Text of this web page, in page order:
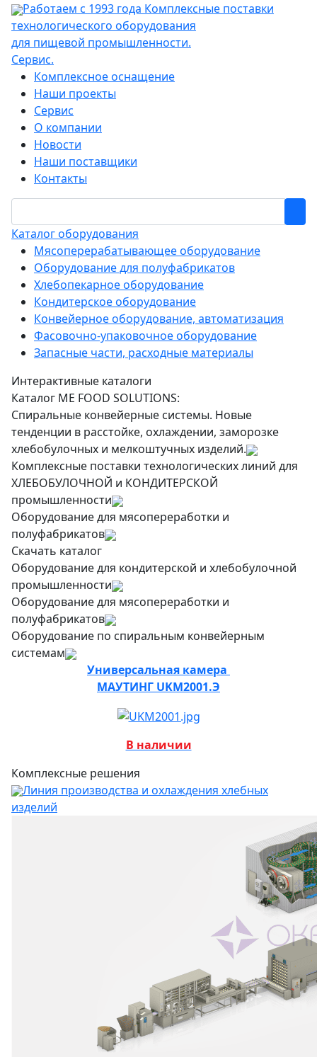
Работаем с 1993 года Комплексные поставки
технологического оборудования
для пищевой промышленности.
Сервис.
Комплексное оснащение
Наши проекты
Сервис
О компании
Новости
Наши поставщики
Контакты
Каталог оборудования
Мясоперерабатывающее оборудование
Оборудование для полуфабрикатов
Хлебопекарное оборудование
Кондитерское оборудование
Конвейерное оборудование, автоматизация
Фасовочно-упаковочное оборудование
Запасные части, расходные материалы
Интерактивные каталоги
Каталог ME FOOD SOLUTIONS:
Спиральные конвейерные системы. Новые
тенденции в расстойке, охлаждении, заморозке
хлебобулочных и мелкоштучных изделий.
Комплексные поставки технологических линий для
ХЛЕБОБУЛОЧНОЙ и КОНДИТЕРСКОЙ
промышленности
Оборудование для мясопереработки и
полуфабрикатов
Скачать каталог
Оборудование для кондитерской и хлебобулочной
промышленности
Оборудование для мясопереработки и
полуфабрикатов
Оборудование по спиральным конвейерным
системам
Универсальная камера
МАУТИНГ UKM2001.Э
В наличии
Комплексные решения
Линия производства и охлаждения хлебных
изделий